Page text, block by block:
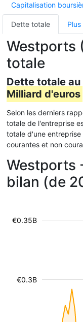
Capitalisation
Dette totale Plus
Westports
totale
Dette totale
Milliard d'euros
Selon les derniers
totale de l'entreprise
totale d'une
courantes et non
Westports
bilan (de
€0.3B
€0.35B